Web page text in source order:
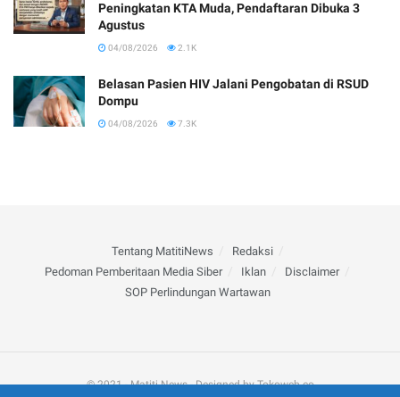
Peningkatan KTA Muda, Pendaftaran Dibuka 3
Agustus
04/08/2026 2.1K
Belasan Pasien HIV Jalani Pengobatan di RSUD
Dompu
04/08/2026 7.3K
Tentang MatitiNews
Redaksi
Pedoman Pemberitaan Media Siber
Iklan
Disclaimer
SOP Perlindungan Wartawan
© 2021 - Matiti News - Designed by Tokoweb.co